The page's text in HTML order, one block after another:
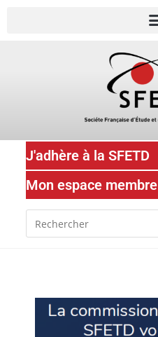
J'adhère à la SFETD
Mon espace membre